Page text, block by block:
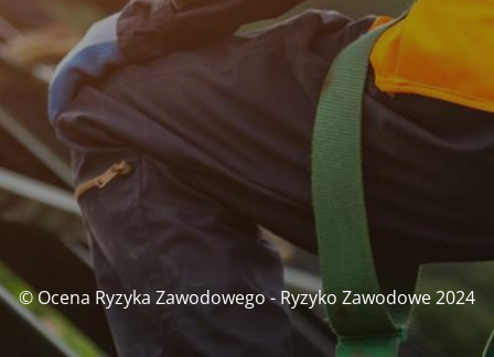
© Ocena Ryzyka Zawodowego - Ryzyko Zawodowe 2024